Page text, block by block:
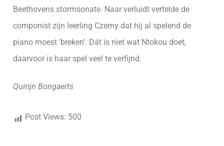
Beethovens stormsonate. Naar verluidt vertelde de
componist zijn leerling Czerny dat hij al spelend de
piano moest ‘breken’. Dát is niet wat Ntokou doet,
daarvoor is haar spel veel te verfijnd.
Quirijn Bongaerts
Post Views: 500